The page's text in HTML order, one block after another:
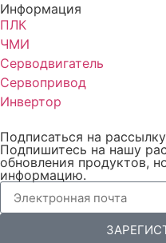
Информация
ПЛК
ЧМИ
Серводвигатель
Сервопривод
Инвертор
Подписаться на
Подпишитесь на нашу
обновления продуктов,
информацию.